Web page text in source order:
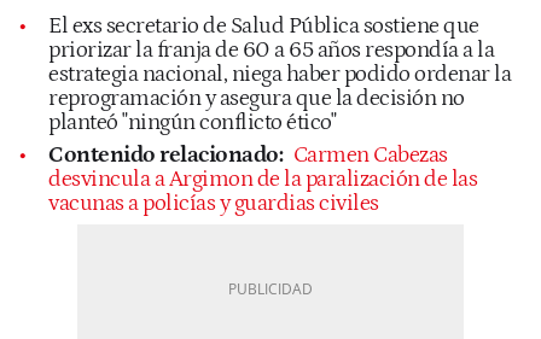
El exs secretario de Salud Pública sostiene que
priorizar la franja de 60 a 65 años respondía a la
estrategia nacional, niega haber podido ordenar la
reprogramación y asegura que la decisión no
planteó "ningún conflicto ético"
Contenido relacionado: Carmen Cabezas
desvincula a Argimon de la paralización de las
vacunas a policías y guardias civiles